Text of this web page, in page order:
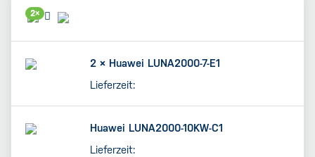
2×
2 × Huawei LUNA2000-7-E1
Lieferzeit:
Huawei LUNA2000-10KW-C1
Lieferzeit: